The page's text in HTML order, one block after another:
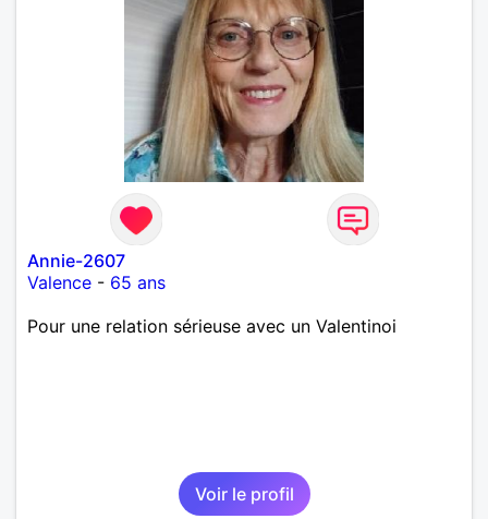
Annie-2607
Valence - 65 ans
Pour une relation sérieuse avec un Valentinoi
Voir le profil